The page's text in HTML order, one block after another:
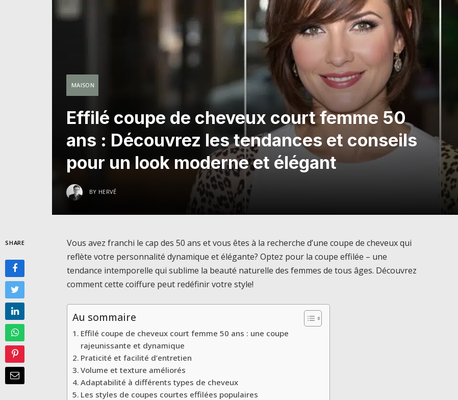
MAISON
Effilé coupe de cheveux court femme 50
ans : Découvrez les tendances et conseils
pour un look moderne et élégant
BY HERVÉ
SHARE
Vous avez franchi le cap des 50 ans et vous êtes à la recherche d’une coupe de cheveux qui
reflète votre personnalité dynamique et élégante? Optez pour la coupe effilée – une
tendance intemporelle qui sublime la beauté naturelle des femmes de tous âges. Découvrez
comment cette coiffure peut redéfinir votre style!
Au sommaire
Effilé coupe de cheveux court femme 50 ans : une coupe
rajeunissante et dynamique
Praticité et facilité d’entretien
Volume et texture améliorés
Adaptabilité à différents types de cheveux
Les styles de coupes courtes effilées populaires